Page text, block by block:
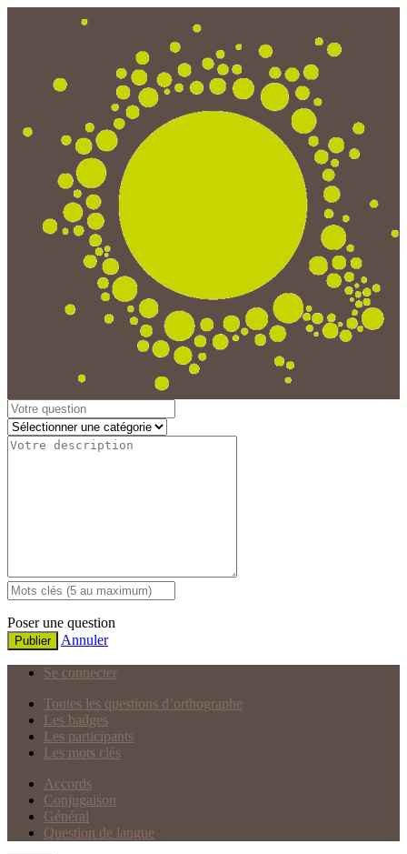
Poser une question
Publier Annuler
Se connecter
Toutes les questions d’orthographe
Les badges
Les participants
Les mots clés
Accords
Conjugaison
Général
Question de langue